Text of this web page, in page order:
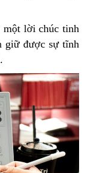
một lời chúc tinh
giữ được sự tĩnh